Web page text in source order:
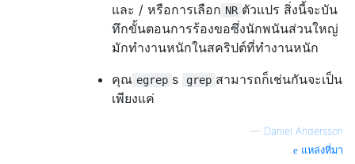
และ / หรือการเลือก NR ตัวแปร สิ่งนี้จะบัน
ทึกขั้นตอนการร้องขอซึ่งนักพนันส่วนใหญ่
มักทำงานหนักในสคริปต์ที่ทำงานหนัก
คุณ egrep s grep สามารถก็เช่นกันจะเป็น
เพียงแค่
— Daniel Andersson
แหล่งที่มา